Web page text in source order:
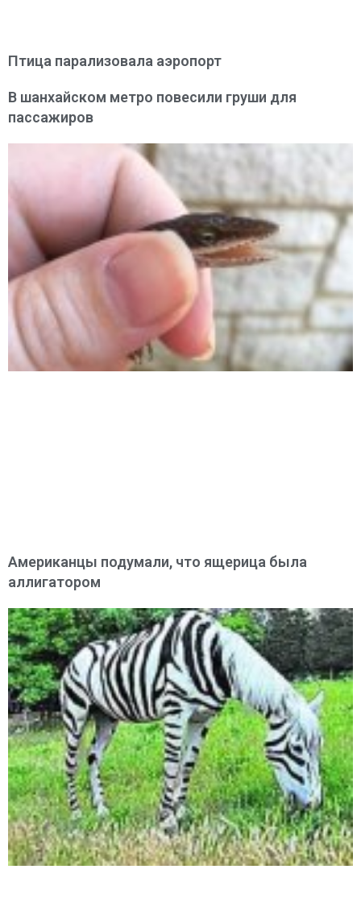
Птица парализовала аэропорт
В шанхайском метро повесили груши для
пассажиров
Американцы подумали, что ящерица была
аллигатором